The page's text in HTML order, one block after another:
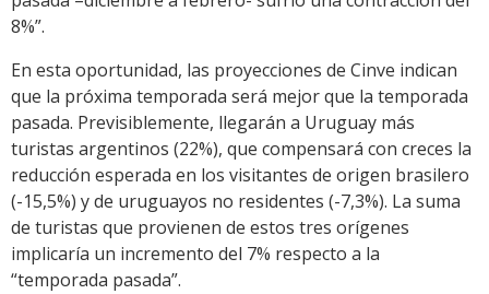
8%”.
En esta oportunidad, las proyecciones de Cinve indican
que la próxima temporada será mejor que la temporada
pasada. Previsiblemente, llegarán a Uruguay más
turistas argentinos (22%), que compensará con creces la
reducción esperada en los visitantes de origen brasilero
(-15,5%) y de uruguayos no residentes (-7,3%). La suma
de turistas que provienen de estos tres orígenes
implicaría un incremento del 7% respecto a la
“temporada pasada”.